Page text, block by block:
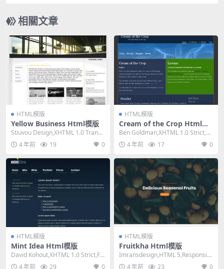
相關文章
HTML模版
Yellow Business Html模版
Stiuvou Design,XHTML 1.0 Transit
ional,Fi...
4 年前 19 0
HTML模版
Cream of the Crop Html模
版
Ben Goldman,XHTML 1.0 Strict,Fi
xed Width...
4 年前 17 0
HTML模版
Mint Idea Html模版
David Kohout,XHTML 1.0 Strict,Fix
ed Widt...
4 年前 29 0
HTML模版
Fruitkha Html模版
Imransdesign,HTML 5,Responsiv
e, 4 Column...
4 年前 23 0